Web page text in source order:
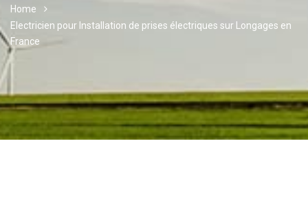
Home
Electricien pour Installation de prises électriques sur Longages en
France